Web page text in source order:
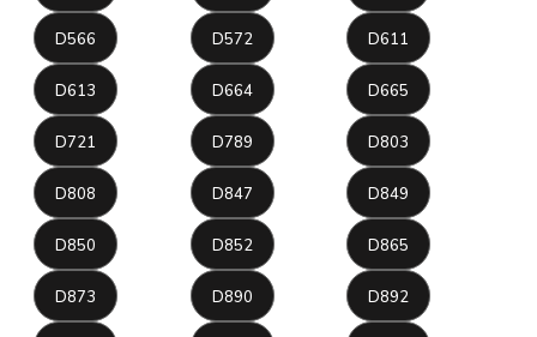
D566 D572 D611
D613 D664 D665
D721 D789 D803
D808 D847 D849
D850 D852 D865
D873 D890 D892